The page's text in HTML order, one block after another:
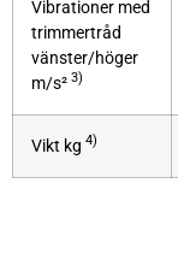
Vibrationer med
trimmertråd
vänster/höger
m/s² 3)
Vikt kg 4)